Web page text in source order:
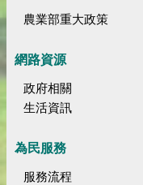
農業部重大政策
網路資源
政府相關
生活資訊
為民服務
服務流程